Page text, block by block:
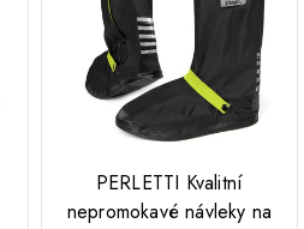
PERLETTI Kvalitní
nepromokavé návleky na